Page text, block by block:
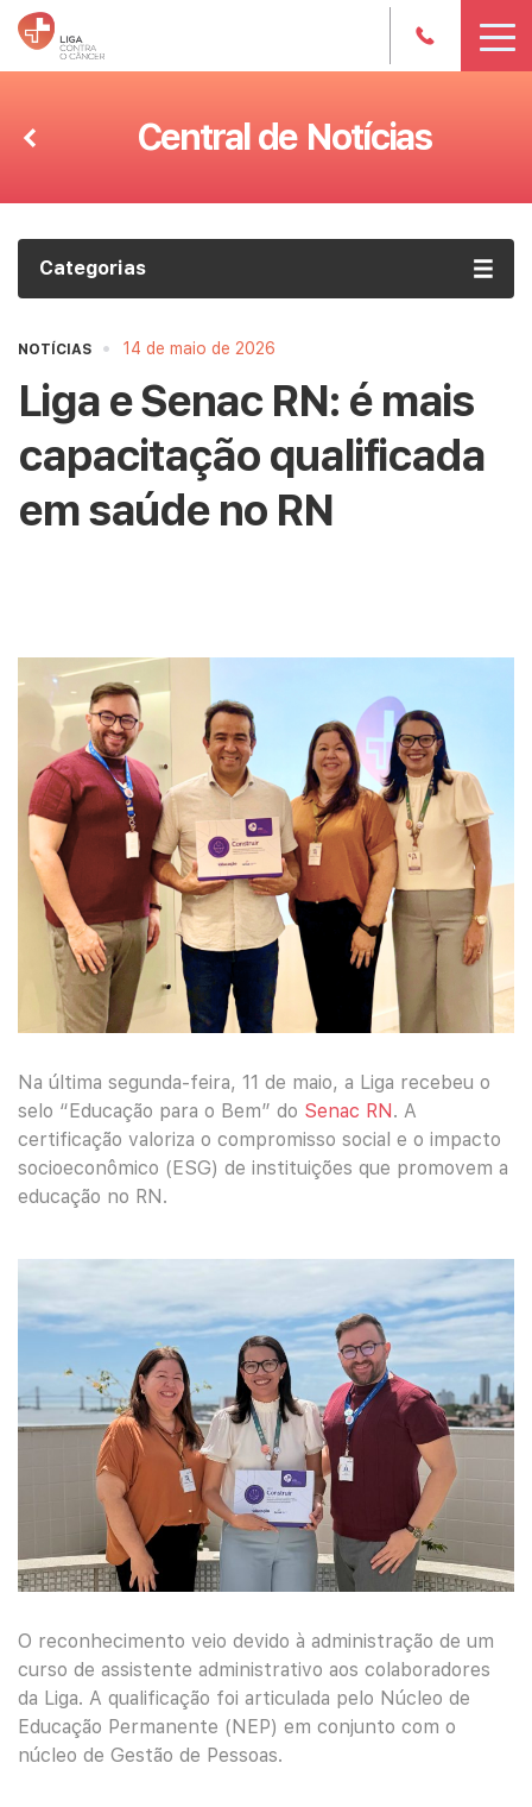
Central de Notícias
NOTÍCIAS • 14 de maio de 2026
Liga e Senac RN: é mais
capacitação qualificada
em saúde no RN
Na última segunda-feira, 11 de maio, a Liga recebeu o
selo “Educação para o Bem” do Senac RN. A
certificação valoriza o compromisso social e o impacto
socioeconômico (ESG) de instituições que promovem a
educação no RN.
O reconhecimento veio devido à administração de um
curso de assistente administrativo aos colaboradores
da Liga. A qualificação foi articulada pelo Núcleo de
Educação Permanente (NEP) em conjunto com o
núcleo de Gestão de Pessoas.
Categorias